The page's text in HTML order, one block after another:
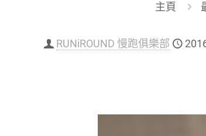
主頁
RUNiROUND 慢跑俱樂部